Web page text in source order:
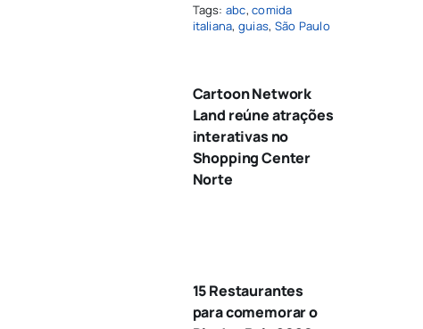
Tags: abc,comida
italiana, guias, São Paulo
Cartoon Network
Land reúne atrações
interativas no
Shopping Center
Norte
15 Restaurantes
para comemorar o